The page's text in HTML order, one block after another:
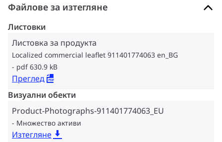
Файлове за изтегляне
Листовки
Листовка за продукта
Localized commercial leaflet 911401774063 en_BG
pdf 630.9 kB
Преглед
Визуални обекти
Product-Photographs-911401774063_EU
Множество активи
Изтегляне